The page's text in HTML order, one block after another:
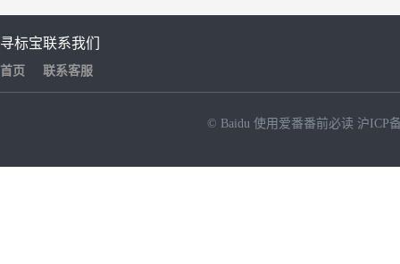
寻标宝
首页
联系我们
联系客服
© Baidu 使用爱番番前必读 沪ICP